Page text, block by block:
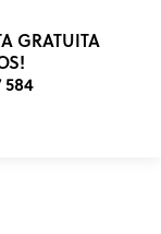
GRATUITA
584